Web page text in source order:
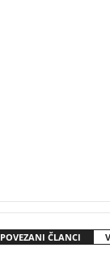
POVEZANI ČLANCI